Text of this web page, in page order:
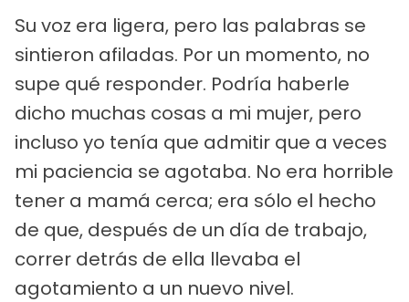
Su voz era ligera, pero las palabras se
sintieron afiladas. Por un momento, no
supe qué responder. Podría haberle
dicho muchas cosas a mi mujer, pero
incluso yo tenía que admitir que a veces
mi paciencia se agotaba. No era horrible
tener a mamá cerca; era sólo el hecho
de que, después de un día de trabajo,
correr detrás de ella llevaba el
agotamiento a un nuevo nivel.